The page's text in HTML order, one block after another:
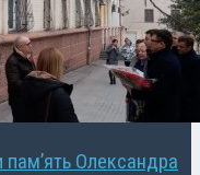
Олександра